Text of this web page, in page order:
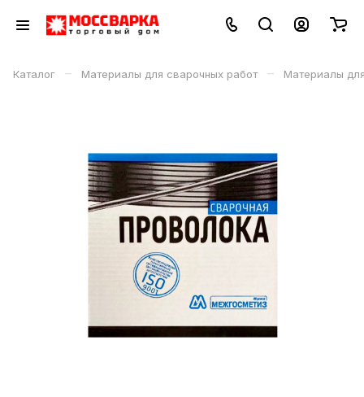
Каталог – Материалы для сварочных работ – Материалы